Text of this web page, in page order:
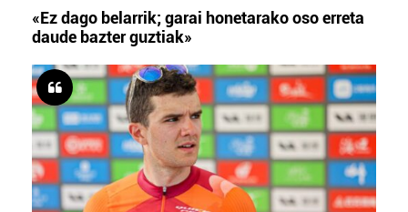
«Ez dago belarrik; garai honetarako oso erreta
daude bazter guztiak»